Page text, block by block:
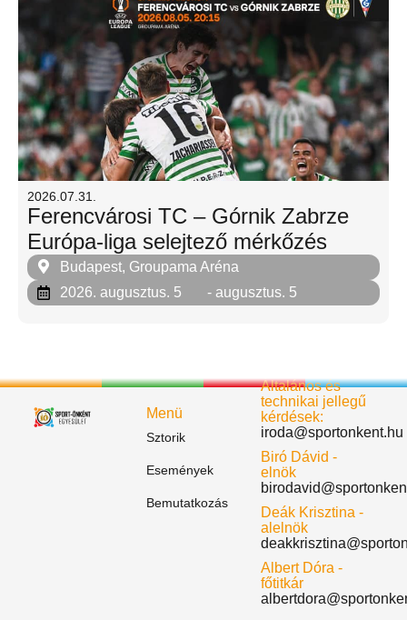
2026.07.31.
Ferencvárosi TC – Górnik Zabrze
Európa-liga selejtező mérkőzés
Budapest, Groupama Aréna
2026. augusztus. 5
- augusztus. 5
Menü
Sztorik
Események
Bemutatkozás
Általános és
technikai jellegű
kérdések:
iroda@sportonkent.hu
Biró Dávid -
elnök
Deák Krisztina -
alelnök
Albert Dóra -
főtitkár